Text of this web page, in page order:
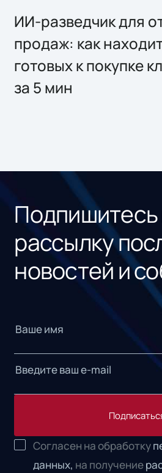
ИИ-разведчик для
продаж: как
готовых к покупке
за 5 мин
рассылку
новостей и
Согласен на обработку
данных, на получение